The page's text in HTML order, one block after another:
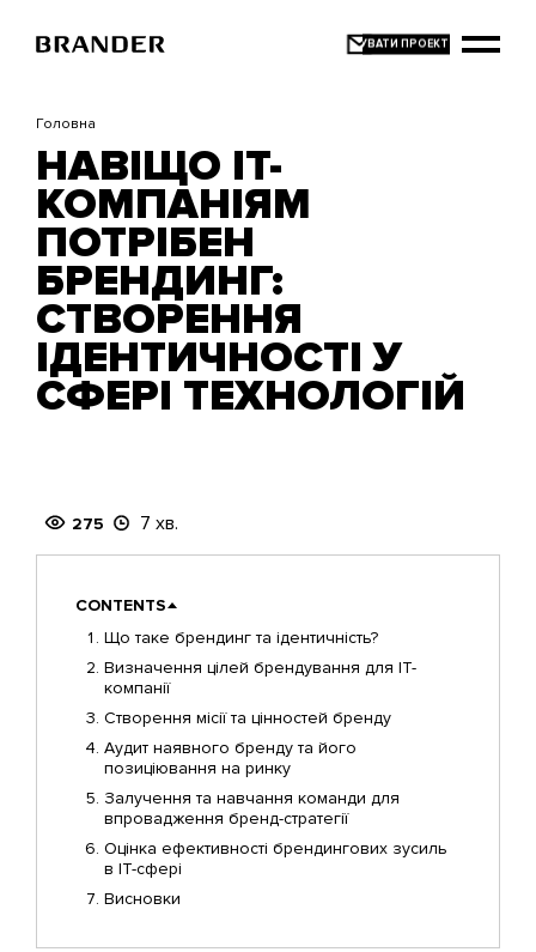
основного
Головна
НАВІЩО IT-
КОМПАНІЯМ
ПОТРІБЕН
БРЕНДИНГ:
СТВОРЕННЯ
ІДЕНТИЧНОСТІ У
СФЕРІ ТЕХНОЛОГІЙ
275 7 хв.
CONTENTS
Що таке брендинг та ідентичність?
Визначення цілей брендування для IT-
компанії
Створення місії та цінностей бренду
Аудит наявного бренду та його
позиціювання на ринку
Залучення та навчання команди для
впровадження бренд-стратегії
Оцінка ефективності брендингових зусиль
в IT-сфері
Висновки